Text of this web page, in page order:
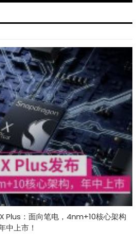
Plus：面向笔电，4nm+10核心架构
中上市！